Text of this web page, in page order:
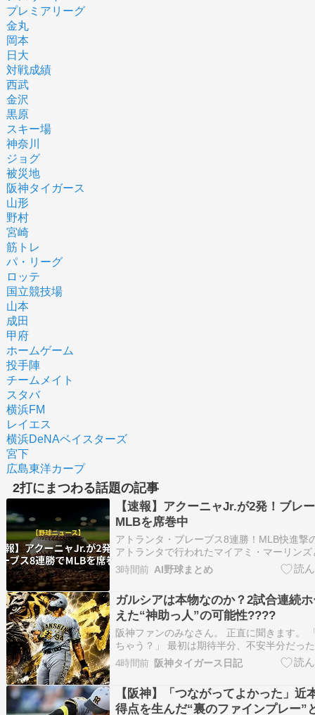
プレミアリーグ
金丸
岡本
日大
対戦成績
西武
金沢
黒原
スキー場
神奈川
ジョグ
被災地
阪神タイガース
山形
野村
宮崎
筋トレ
パ・リーグ
ロッテ
国立競技場
山本
成田
甲府
ホームゲーム
投手陣
チームメイト
スタバ
横浜FM
レイエス
横浜DeNAベイスターズ
宮下
広島東洋カープ
2打にまつわる話題の記事
【速報】アクーニャJr.が2発！ブレ
MLBを席巻中
アトランタ・ブレーブス8連勝！MLB快進撃
アトランタで行われたマイアミ・マーリン
トランタ・ブレーブスが１１対３で勝利し
プで締めくくりました。 この勝利によりブ
る…
3時間前 AI野球まとめ
ガルシアは本物なのか？2試合連続
えた“神助っ人”の可能性????
阪神ファンのみなさん。 正直に聞きます。
ちゃう？」 最初は期待半分、不安半分だっ
は打っていたけど、日本ではどうなんやろ
中加入の外国人って難しいよな…」 そんな
4時間前 阪神タイガース日記
【阪神】「つながってよかった」近
得点を生んだ“裏のファインプレー”